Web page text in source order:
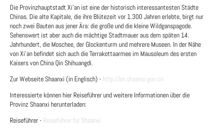
Die Provinzhauptstadt Xi’an ist eine der historisch interessantesten Städte
Chinas. Die alte Kapitale, die ihre Blütezeit vor 1.300 Jahren erlebte, birgt nur
noch zwei Bauten aus jener Ära: die große und die kleine Wildganspagode.
Sehenswert ist aber auch die mächtige Stadtmauer aus dem späten 14.
Jahrhundert, die Moschee, der Glockenturm und mehrere Museen. In der Nähe
von Xi’an befindet sich auch die Terrakottaarmee im Mausoleum des ersten
Kaisers von China Qin Shihuangdi.
Zur Webseite Shaanxi (in Englisch) - http://en.shaanxi.gov.cn
Interessierte können hier Reiseführer und weitere Informationen über die
Provinz Shaanxi herunterladen:
Reiseführer - Reiseführer für Shaanxi